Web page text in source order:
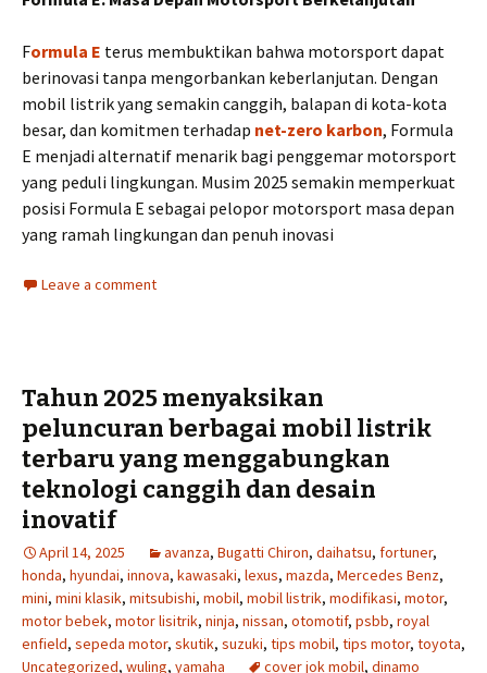
Formula E terus membuktikan bahwa motorsport dapat
berinovasi tanpa mengorbankan keberlanjutan. Dengan
mobil listrik yang semakin canggih, balapan di kota-kota
besar, dan komitmen terhadap net-zero karbon, Formula
E menjadi alternatif menarik bagi penggemar motorsport
yang peduli lingkungan. Musim 2025 semakin memperkuat
posisi Formula E sebagai pelopor motorsport masa depan
yang ramah lingkungan dan penuh inovasi
Leave a comment
​Tahun 2025 menyaksikan
peluncuran berbagai mobil listrik
terbaru yang menggabungkan
teknologi canggih dan desain
inovatif
April 14, 2025 avanza, Bugatti Chiron, daihatsu, fortuner,
honda, hyundai, innova, kawasaki, lexus, mazda, Mercedes Benz,
mini, mini klasik, mitsubishi, mobil, mobil listrik, modifikasi, motor,
motor bebek, motor lisitrik, ninja, nissan, otomotif, psbb, royal
enfield, sepeda motor, skutik, suzuki, tips mobil, tips motor, toyota,
Uncategorized, wuling, yamaha cover jok mobil, dinamo